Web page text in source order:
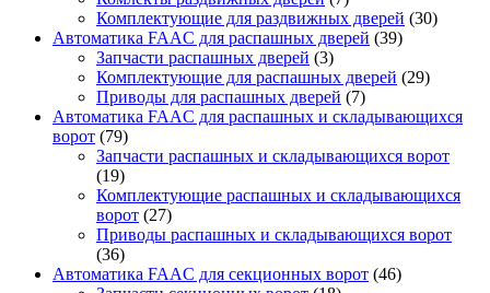
Комплектующие для раздвижных дверей (30)
Автоматика FAAC для распашных дверей (39)
Запчасти распашных дверей (3)
Комплектующие для распашных дверей (29)
Приводы для распашных дверей (7)
Автоматика FAAC для распашных и складывающихся
ворот (79)
Запчасти распашных и складывающихся ворот
(19)
Комплектующие распашных и складывающихся
ворот (27)
Приводы распашных и складывающихся ворот
(36)
Автоматика FAAC для секционных ворот (46)